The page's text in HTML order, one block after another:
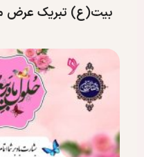
بیت(ع) تبریک عرض